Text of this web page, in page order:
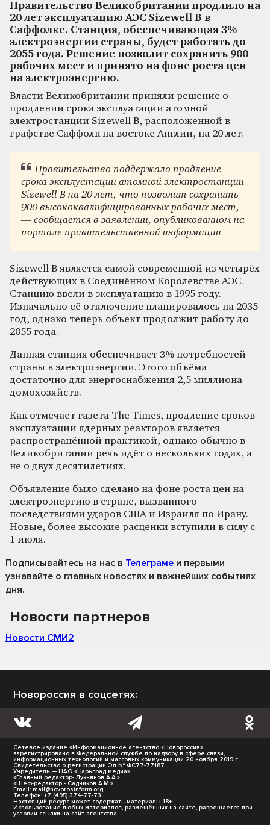
Правительство Великобритании продлило на
20 лет эксплуатацию АЭС Sizewell B в
Саффолке. Станция, обеспечивающая 3%
электроэнергии страны, будет работать до
2055 года. Решение позволит сохранить 900
рабочих мест и принято на фоне роста цен
на электроэнергию.
Власти Великобритании приняли решение о
продлении срока эксплуатации атомной
электростанции Sizewell B, расположенной в
графстве Саффолк на востоке Англии, на 20 лет.
Правительство поддержало продление
срока эксплуатации атомной электростанции
Sizewell B на 20 лет, что позволит сохранить
900 высококвалифицированных рабочих мест,
— сообщается в заявлении, опубликованном на
портале правительственной информации.
Sizewell B является самой современной из четырёх
действующих в Соединённом Королевстве АЭС.
Станцию ввели в эксплуатацию в 1995 году.
Изначально её отключение планировалось на 2035
год, однако теперь объект продолжит работу до
2055 года.
Данная станция обеспечивает 3% потребностей
страны в электроэнергии. Этого объёма
достаточно для энергоснабжения 2,5 миллиона
домохозяйств.
Как отмечает газета The Times, продление сроков
эксплуатации ядерных реакторов является
распространённой практикой, однако обычно в
Великобритании речь идёт о нескольких годах, а
не о двух десятилетиях.
Объявление было сделано на фоне роста цен на
электроэнергию в стране, вызванного
последствиями ударов США и Израиля по Ирану.
Новые, более высокие расценки вступили в силу с
1 июля.
Подписывайтесь на нас в Телеграме и первыми
узнавайте о главных новостях и важнейших событиях
дня.
Новости партнеров
Новости СМИ2
Новороссия в соцсетях:
Сетевое издание «Информационное агентство «Новороссия»
зарегистрировано в Федеральной службе по надзору в сфере связи,
информационных технологий и массовых коммуникаций 20 ноября 2019 г.
Свидетельство о регистрации Эл № ФС77-77187.
Учредитель — НАО «Царьград медиа».
«Главный редактор- Лукьянов А.А.»
«Шеф-редактор - Садчиков А.М.»
Email: mail@novorosinform.org
Телефон: +7 (495) 374-77-73
Настоящий ресурс может содержать материалы 18+.
Использование любых материалов, размещённых на сайте, разрешается при
условии ссылки на сайт агентства.